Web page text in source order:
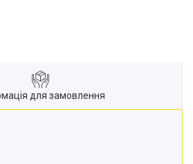
для замовлення